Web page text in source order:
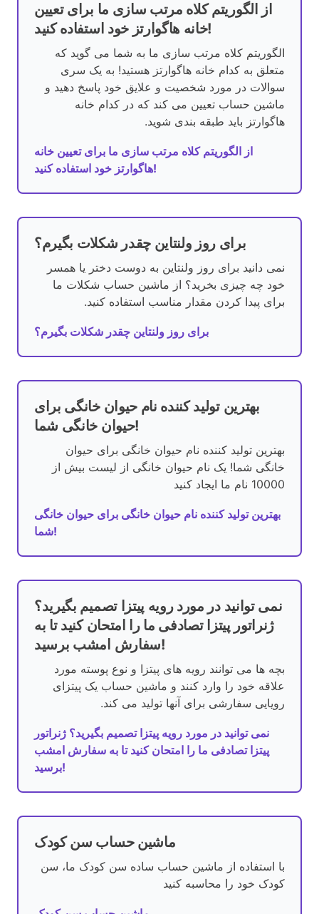
از الگوریتم کلاه مرتب سازی ما برای تعیین
خانه هاگوارتز خود استفاده کنید!
الگوریتم کلاه مرتب سازی ما به شما می گوید که
متعلق به کدام خانه هاگوارتز هستید! به یک سری
سوالات در مورد شخصیت و علایق خود پاسخ دهید و
ماشین حساب تعیین می کند که در کدام خانه
هاگوارتز باید طبقه بندی شوید.
از الگوریتم کلاه مرتب سازی ما برای تعیین خانه
هاگوارتز خود استفاده کنید!
برای روز ولنتاین چقدر شکلات بگیرم؟
نمی دانید برای روز ولنتاین به دوست دختر یا همسر
خود چه چیزی بخرید؟ از ماشین حساب شکلات ما
برای پیدا کردن مقدار مناسب استفاده کنید.
برای روز ولنتاین چقدر شکلات بگیرم؟
بهترین تولید کننده نام حیوان خانگی برای
حیوان خانگی شما!
بهترین تولید کننده نام حیوان خانگی برای حیوان
خانگی شما! یک نام حیوان خانگی از لیست بیش از
10000 نام ما ایجاد کنید
بهترین تولید کننده نام حیوان خانگی برای حیوان خانگی
شما!
نمی توانید در مورد رویه پیتزا تصمیم بگیرید؟
ژنراتور پیتزا تصادفی ما را امتحان کنید تا به
سفارش امشب برسید!
بچه ها می توانند رویه های پیتزا و نوع پوسته مورد
علاقه خود را وارد کنند و ماشین حساب یک پیتزای
رویایی سفارشی برای آنها تولید می کند.
نمی توانید در مورد رویه پیتزا تصمیم بگیرید؟ ژنراتور
پیتزا تصادفی ما را امتحان کنید تا به سفارش امشب
برسید!
ماشین حساب سن کودک
با استفاده از ماشین حساب ساده سن کودک ما، سن
کودک خود را محاسبه کنید